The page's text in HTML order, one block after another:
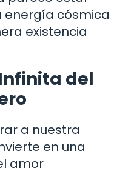
cósmica
existencia
del
a nuestra
en una
amor